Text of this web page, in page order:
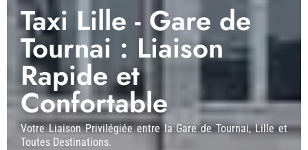
Taxi Lille - Gare de
Tournai : Liaison
Rapide et
Confortable
Votre Liaison Privilégiée entre la Gare de Tournai, Lille et
Toutes Destinations.